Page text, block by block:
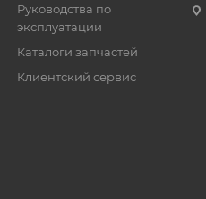
Руководства по
эксплуатации
Каталоги запчастей
Клиентский сервис